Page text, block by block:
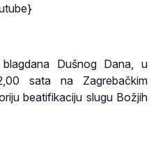
Dušnog Dana, u
sata na Zagrebačkim
beatifikaciju slugu Božjih